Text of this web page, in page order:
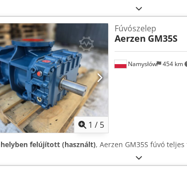
1 / 5
Namysłów 454 km
Fúvószelep
Aerzen GM35S
felújított (használt), Aerzen GM35S fúvó